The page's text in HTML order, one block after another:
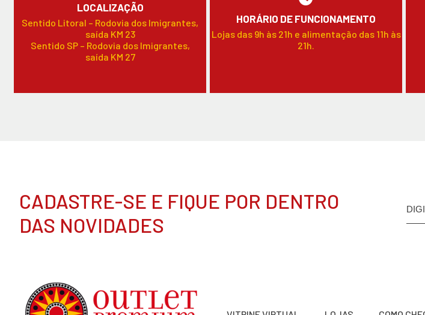
LOCALIZAÇÃO
Sentido Litoral – Rodovia dos Imigrantes,
saída KM 23
Sentido SP – Rodovia dos Imigrantes,
saída KM 27
HORÁRIO DE FUNCIONAMENTO
Lojas das 9h às 21h e alimentação das 11h às
21h.
CADASTRE-SE E FIQUE POR DENTRO
DAS NOVIDADES